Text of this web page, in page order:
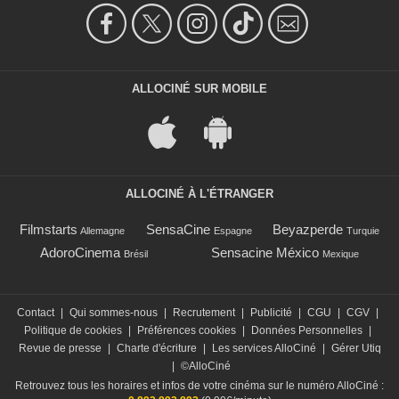
ALLOCINÉ SUR MOBILE
ALLOCINÉ À L'ÉTRANGER
Filmstarts Allemagne SensaCine Espagne Beyazperde Turquie
AdoroCinema Brésil Sensacine México Mexique
Contact Qui sommes-nous Recrutement Publicité CGU CGV
Politique de cookies
Préférences cookies Données Personnelles
Revue de presse
Charte d'écriture Les services AlloCiné
Gérer Utiq
©AlloCiné
Retrouvez tous les horaires et infos de votre cinéma sur le numéro AlloCiné :